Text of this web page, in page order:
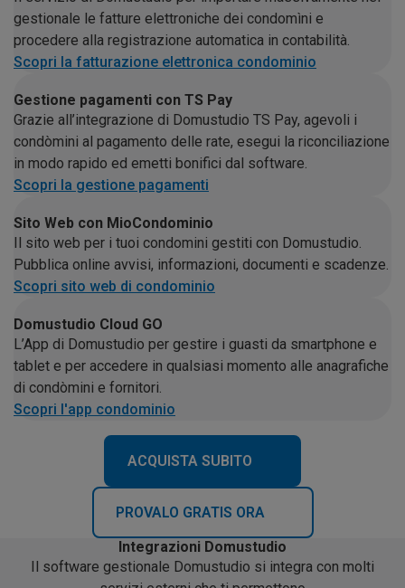
gestionale le fatture elettroniche dei condomìni e
procedere alla registrazione automatica in contabilità.
Scopri la fatturazione elettronica condominio
Gestione pagamenti con TS Pay
Grazie all’integrazione di Domustudio TS Pay, agevoli i
condòmini al pagamento delle rate, esegui la riconciliazione
in modo rapido ed emetti bonifici dal software.
Scopri la gestione pagamenti
Sito Web con MioCondominio
Il sito web per i tuoi condomini gestiti con Domustudio.
Pubblica online avvisi, informazioni, documenti e scadenze.
Scopri sito web di condominio
Domustudio Cloud GO
L’App di Domustudio per gestire i guasti da smartphone e
tablet e per accedere in qualsiasi momento alle anagrafiche
di condòmini e fornitori.
Scopri l'app condominio
ACQUISTA SUBITO
PROVALO GRATIS ORA
Integrazioni Domustudio
Il software gestionale Domustudio si integra con molti